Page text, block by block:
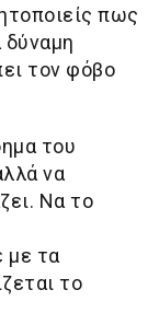
πως
δύναμη
τον φόβο
του
να
Να το
με τα
το